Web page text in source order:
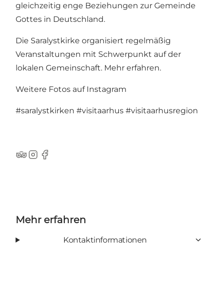
gleichzeitig enge Beziehungen zur Gemeinde
Gottes in Deutschland.
Die Saralystkirke organisiert regelmäßig
Veranstaltungen mit Schwerpunkt auf der
lokalen Gemeinschaft. Mehr erfahren.
Weitere Fotos auf Instagram
#saralystkirken #visitaarhus #visitaarhusregion
TripAdvisor
Instagram
Facebook
Mehr erfahren
Kontaktinformationen